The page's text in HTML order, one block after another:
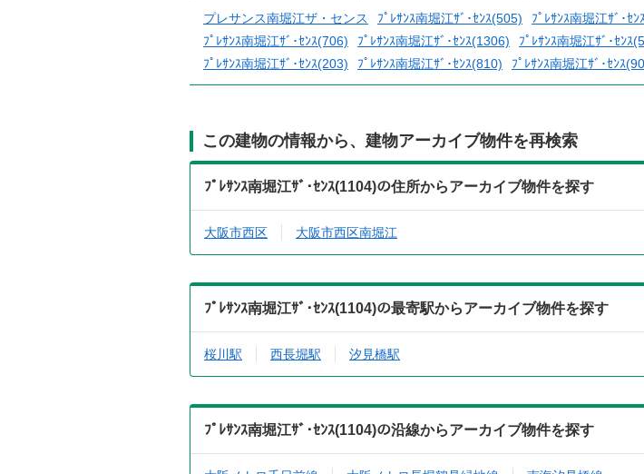
プレサンス南堀江ザ・センス ﾌﾟﾚｻﾝｽ南堀江ｻﾞ･ｾﾝｽ(505) ﾌﾟﾚｻﾝｽ南堀江ｻﾞ･ｾ
ﾌﾟﾚｻﾝｽ南堀江ｻﾞ･ｾﾝｽ(706)
ﾌﾟﾚｻﾝｽ南堀江ｻﾞ･ｾﾝｽ(1306) ﾌﾟﾚｻﾝｽ南堀江ｻﾞ･ｾﾝｽ
ﾌﾟﾚｻﾝｽ南堀江ｻﾞ･ｾﾝｽ(203)
ﾌﾟﾚｻﾝｽ南堀江ｻﾞ･ｾﾝｽ(810) ﾌﾟﾚｻﾝｽ南堀江ｻﾞ･ｾﾝｽ
この建物の情報から、建物アーカイブ物件を再検索
ﾌﾟﾚｻﾝｽ南堀江ｻﾞ･ｾﾝｽ(1104)の住所からアーカイブ物件を探す
大阪市西区 大阪市西区南堀江
ﾌﾟﾚｻﾝｽ南堀江ｻﾞ･ｾﾝｽ(1104)の最寄駅からアーカイブ物件を探す
桜川駅 西長堀駅 汐見橋駅
ﾌﾟﾚｻﾝｽ南堀江ｻﾞ･ｾﾝｽ(1104)の沿線からアーカイブ物件を探す